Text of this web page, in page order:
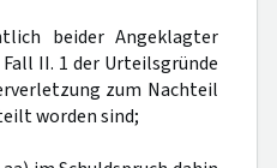
beider Angeklagter
II. 1 der Urteilsgründe
zum Nachteil
worden sind;